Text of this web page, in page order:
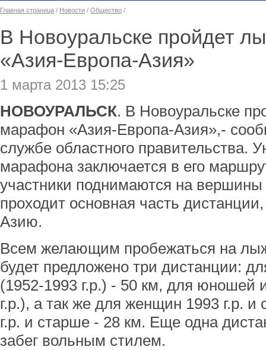
Главная страница / Новости / Общество /
В Новоуральске пройдет
«Азия-Европа-Азия»
1 марта 2013 15:25
НОВОУРАЛЬСК. В Новоуральске
марафон «Азия-Европа-Азия»,-
службе областного правительства.
марафона заключается в его
участники поднимаются на вершины
проходит основная часть
Азию.
Всем желающим пробежаться на
будет предложено три дистанции:
(1952-1993 г.р.) - 50 км, для юношей
г.р.), а так же для женщин 1993 г.р.
г.р. и старше - 28 км. Еще одна
забег вольным стилем.